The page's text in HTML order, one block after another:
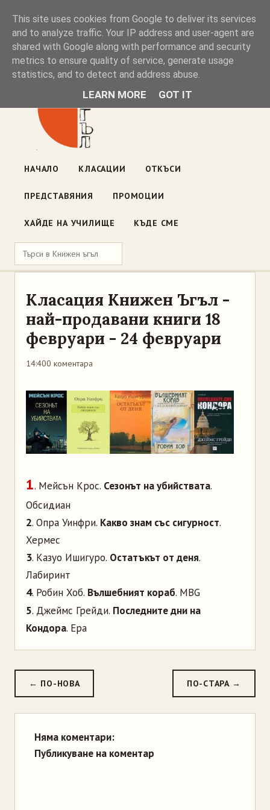
Книжен ъгъл
Блог на книжарницата — класации, откъси, нови книги
ул. „Оборище" 117, София· пон–пет 10:00–19:00 ·
НАЧАЛО КЛАСАЦИИ ОТКЪСИ
ПРЕДСТАВЯНИЯ ПРОМОЦИИ
ХАЙДЕ НА УЧИЛИЩЕ КЪДЕ СМЕ
Класация Книжен Ъгъл -
най-продавани книги 18
февруари - 24 февруари
14:400 коментара
1. Мейсън Крос. Сезонът на убийствата.
Обсидиан
2. Опра Уинфри. Какво знам със сигурност.
Хермес
3. Казуо Ишигуро. Остатъкът от деня.
Лабиринт
4. Робин Хоб. Вълшебният кораб. MBG
5. Джеймс Грейди. Последните дни на
Кондора. Ера
← ПО-НОВА ПО-СТАРА →
Няма коментари:
Публикуване на коментар
This site uses cookies from Google to deliver its services
and to analyze traffic. Your IP address and user-agent are
shared with Google along with performance and security
metrics to ensure quality of service, generate usage
statistics, and to detect and address abuse.
LEARN MORE GOT IT